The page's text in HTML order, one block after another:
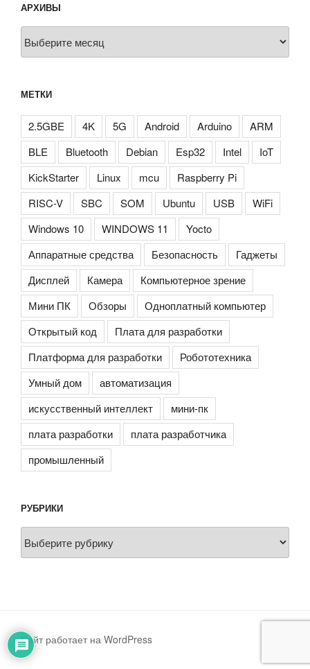
АРХИВЫ
МЕТКИ
2.5GBE 4K 5G Android Arduino
ARM
BLE
Bluetooth Debian Esp32 Intel
IoT
KickStarter
Linux mcu
Raspberry Pi
RISC-V
SBC SOM Ubuntu USB
WiFi
Windows 10
WINDOWS 11
Yocto
Аппаратные средства
Безопасность
Гаджеты
Дисплей
Камера
Компьютерное зрение
Мини ПК
Обзоры
Одноплатный компьютер
Открытый код
Плата для разработки
Платформа для разработки
Робототехника
Умный дом
автоматизация
искусственный интеллект
мини-пк
плата разработки
плата разработчика
промышленный
РУБРИКИ
Сайт работает на WordPress